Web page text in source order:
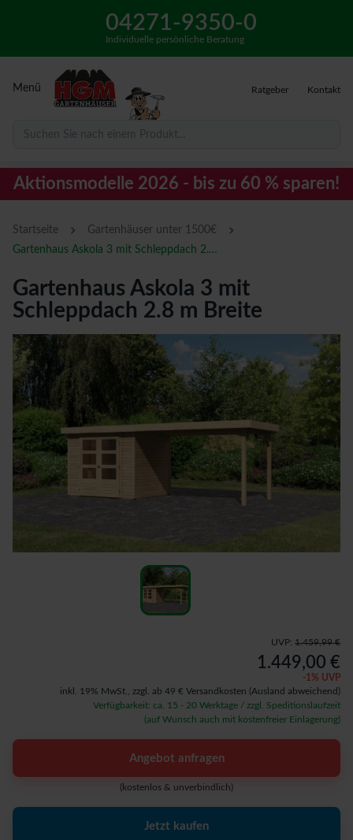
04271-9350-0
Individuelle persönliche Beratung
Menü Ratgeber Kontakt
Suchen Sie nach einem Produkt...
Aktionsmodelle 2026 - bis zu 60 % sparen!
Startseite › Gartenhäuser unter 1500€ ›
Gartenhaus Askola 3 mit Schleppdach 2.8 m Breite
Gartenhaus Askola 3 mit
Schleppdach 2.8 m Breite
UVP: 1.459,99 €
1.449,00 €
-1 % UVP
inkl. 19% MwSt., zzgl. ab 49 € Versandkosten (Ausland abweichend)
Verfügbarkeit: ca. 15 - 20 Werktage / zzgl. Speditionslaufzeit
(auf Wunsch auch mit kostenfreier Einlagerung)
Angebot anfragen
(kostenlos & unverbindlich)
Jetzt kaufen